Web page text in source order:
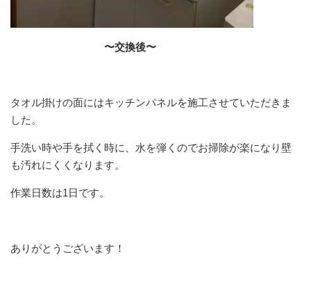
〜交換後〜
タオル掛けの面にはキッチンパネルを施工させていただきま
した。
手洗い時や手を拭く時に、水を弾くのでお掃除が楽になり壁
も汚れにくくなります。
作業日数は1日です。
ありがとうございます！